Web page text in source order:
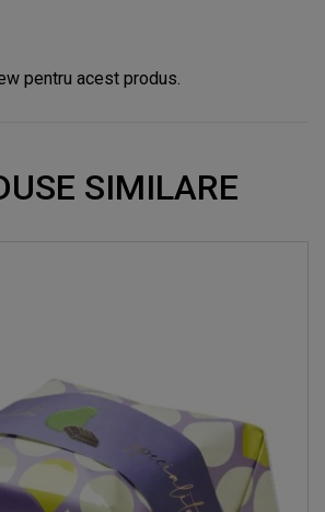
pentru acest produs.
SIMILARE